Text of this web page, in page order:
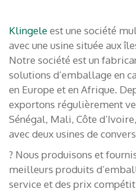
Klingeleest une société
avec une usine située aux
Notre société est un
solutions d’emballage en
en Europe et en Afrique.
exportons régulièrement
Sénégal, Mali, Côte
avec deux usines de
? Nous produisons et
meilleurs produits
service et des prix